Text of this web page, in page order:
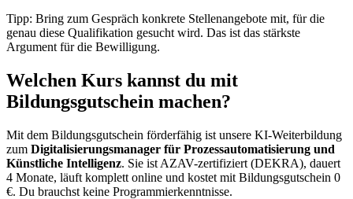
Tipp: Bring zum Gespräch konkrete Stellenangebote mit, für die
genau diese Qualifikation gesucht wird. Das ist das stärkste
Argument für die Bewilligung.
Welchen Kurs kannst du mit
Bildungsgutschein machen?
Mit dem Bildungsgutschein förderfähig ist unsere KI-Weiterbildung
zum Digitalisierungsmanager für Prozessautomatisierung und
Künstliche Intelligenz. Sie ist AZAV-zertifiziert (DEKRA), dauert
4 Monate, läuft komplett online und kostet mit Bildungsgutschein 0
€. Du brauchst keine Programmierkenntnisse.